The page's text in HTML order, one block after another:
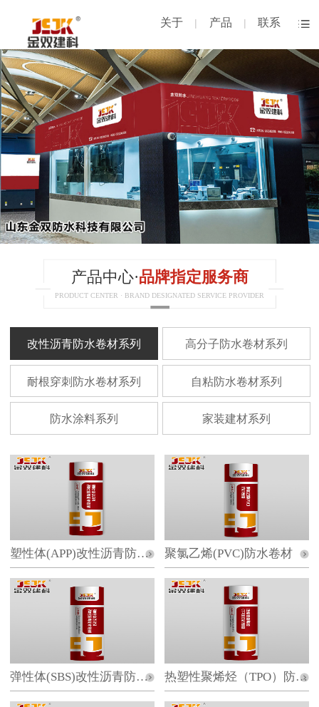
关于 | 产品 | 联系
产品中心·品牌指定服务商
PRODUCT CENTER · BRAND DESIGNATED SERVICE PROVIDER
改性沥青防水卷材系列 高分子防水卷材系列
耐根穿刺防水卷材系列 自粘防水卷材系列
防水涂料系列 家装建材系列
塑性体(APP)改性沥青防水卷材 聚氯乙烯(PVC)防水卷材
弹性体(SBS)改性沥青防水卷材 热塑性聚烯烃（TPO）防水卷材